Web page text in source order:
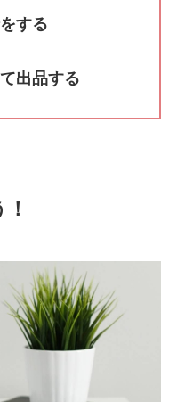
する
出品する